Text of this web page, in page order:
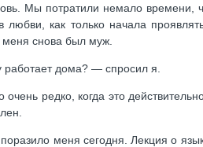
Мы потратили немало времени,
любви, как только начала
снова был муж.
дома? — спросил я.
редко, когда это
меня сегодня. Лекция о